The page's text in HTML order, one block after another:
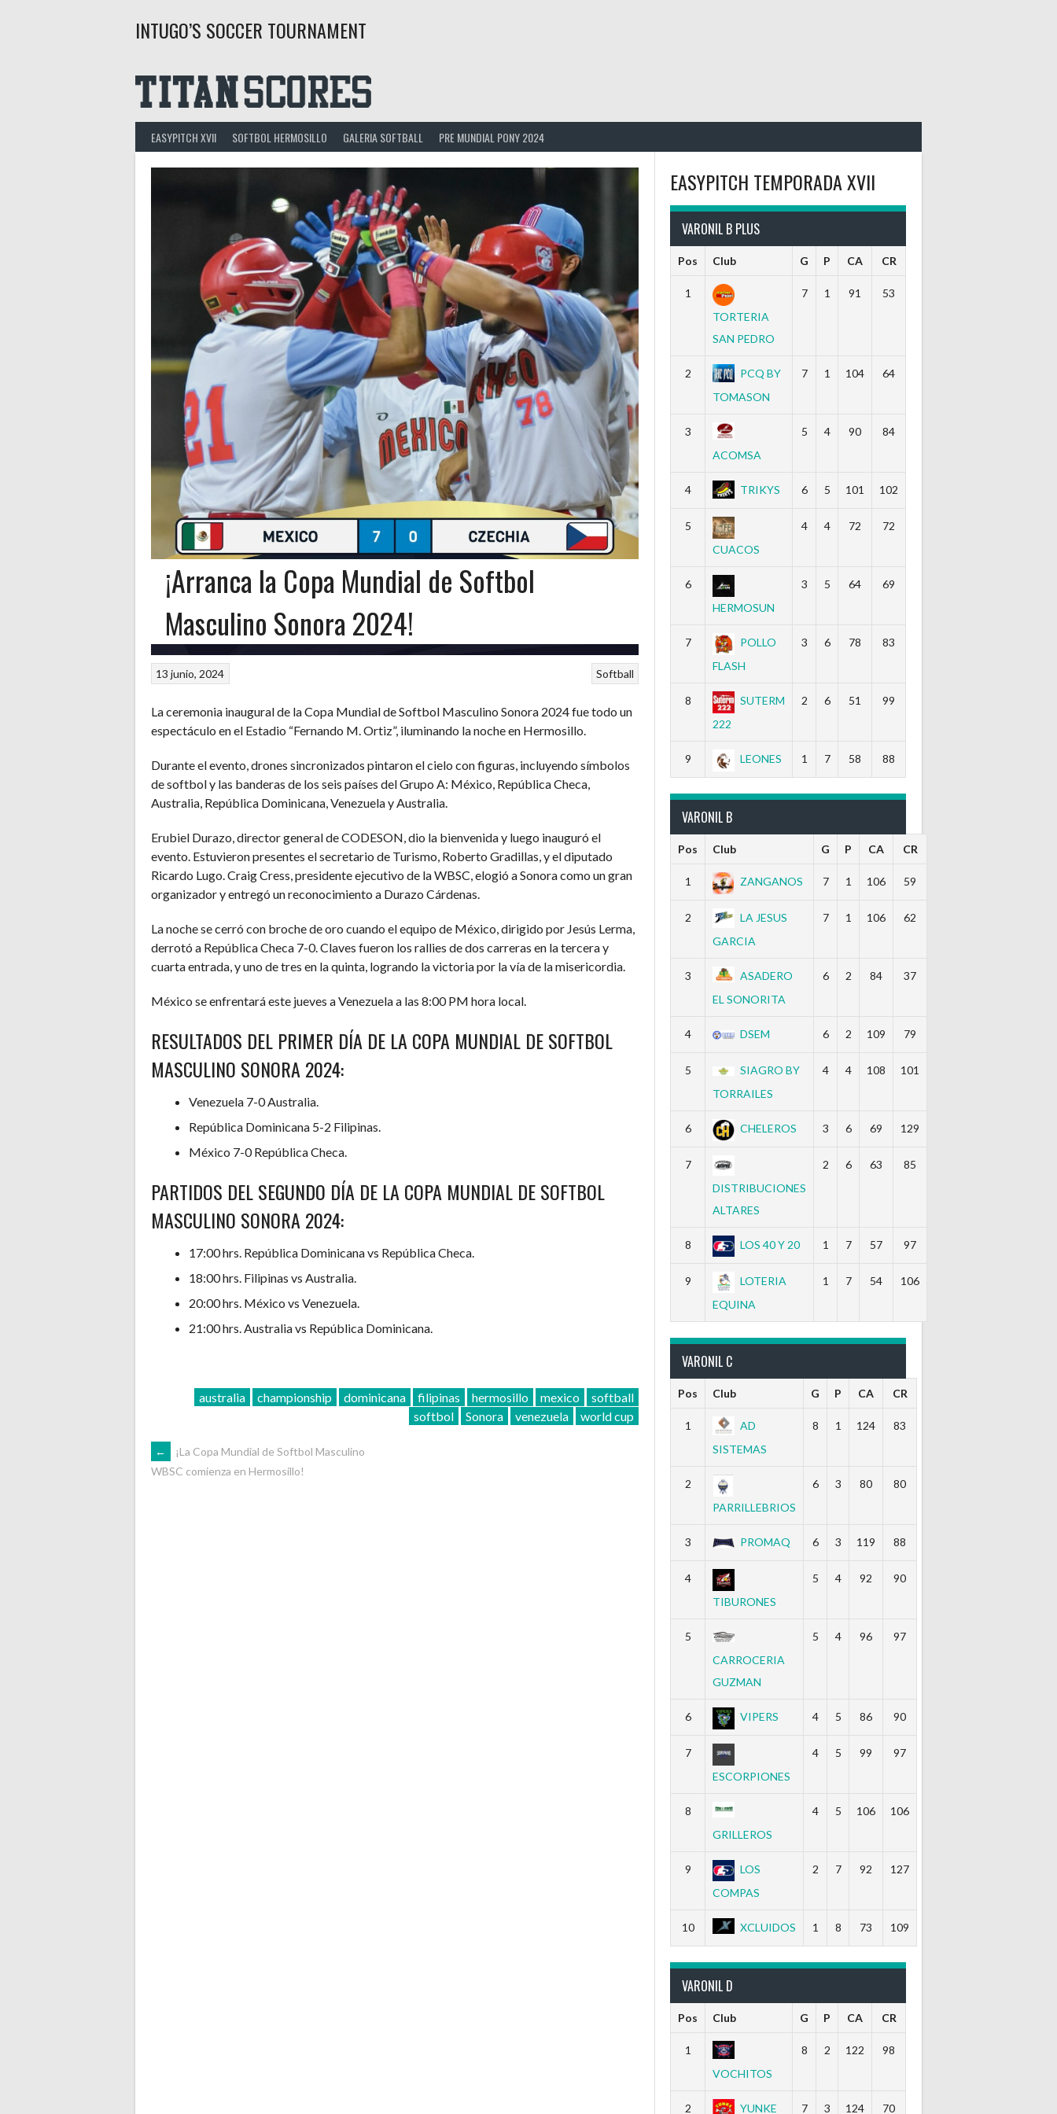
INTUGO’S SOCCER TOURNAMENT
EASYPITCH XVII SOFTBOL HERMOSILLO GALERIA SOFTBALL PRE MUNDIAL PONY 2024
¡Arranca la Copa Mundial de Softbol
Masculino Sonora 2024!
Softball
13 junio, 2024
La ceremonia inaugural de la Copa Mundial de Softbol Masculino Sonora 2024 fue todo un
espectáculo en el Estadio “Fernando M. Ortiz”, iluminando la noche en Hermosillo.
Durante el evento, drones sincronizados pintaron el cielo con figuras, incluyendo símbolos
de softbol y las banderas de los seis países del Grupo A: México, República Checa,
Australia, República Dominicana, Venezuela y Australia.
Erubiel Durazo, director general de CODESON, dio la bienvenida y luego inauguró el
evento. Estuvieron presentes el secretario de Turismo, Roberto Gradillas, y el diputado
Ricardo Lugo. Craig Cress, presidente ejecutivo de la WBSC, elogió a Sonora como un gran
organizador y entregó un reconocimiento a Durazo Cárdenas.
La noche se cerró con broche de oro cuando el equipo de México, dirigido por Jesús Lerma,
derrotó a República Checa 7-0. Claves fueron los rallies de dos carreras en la tercera y
cuarta entrada, y uno de tres en la quinta, logrando la victoria por la vía de la misericordia.
México se enfrentará este jueves a Venezuela a las 8:00 PM hora local.
RESULTADOS DEL PRIMER DÍA DE LA COPA MUNDIAL DE SOFTBOL
MASCULINO SONORA 2024:
Venezuela 7-0 Australia.
República Dominicana 5-2 Filipinas.
México 7-0 República Checa.
PARTIDOS DEL SEGUNDO DÍA DE LA COPA MUNDIAL DE SOFTBOL
MASCULINO SONORA 2024:
17:00 hrs. República Dominicana vs República Checa.
18:00 hrs. Filipinas vs Australia.
20:00 hrs. México vs Venezuela.
21:00 hrs. Australia vs República Dominicana.
australia championship dominicana filipinas hermosillo mexico
softball
softbol
Sonora venezuela world cup
NAVEGACIÓN
←
¡La Copa Mundial de Softbol Masculino
WBSC comienza en Hermosillo!
EASYPITCH TEMPORADA XVII
VARONIL B PLUS
Pos Club G P CA CR
1
TORTERIA
SAN PEDRO
7 1 91 53
2
PCQ BY
TOMASON
7 1 104 64
3
ACOMSA
5 4 90 84
4 TRIKYS 6 5 101 102
5
CUACOS
4 4 72 72
6
HERMOSUN
3 5 64 69
7
POLLO
FLASH
3 6 78 83
8
SUTERM
222
2 6 51 99
9 LEONES 1 7 58 88
VARONIL B
Pos Club G P CA CR
1 ZANGANOS 7 1 106 59
2
LA JESUS
GARCIA
7 1 106 62
3
ASADERO
EL SONORITA
6 2 84 37
4 DSEM 6 2 109 79
5
SIAGRO BY
TORRAILES
4 4 108 101
6 CHELEROS 3 6 69 129
7
DISTRIBUCIONES
ALTARES
2 6 63 85
8 LOS 40 Y 20 1 7 57 97
9
LOTERIA
EQUINA
1 7 54 106
VARONIL C
Pos Club G P CA CR
1
AD
SISTEMAS
8 1 124 83
2
PARRILLEBRIOS
6 3 80 80
3 PROMAQ 6 3 119 88
4
TIBURONES
5 4 92 90
5
CARROCERIA
GUZMAN
5 4 96 97
6 VIPERS 4 5 86 90
7
ESCORPIONES
4 5 99 97
8
GRILLEROS
4 5 106 106
9
LOS
COMPAS
2 7 92 127
10 XCLUIDOS 1 8 73 109
VARONIL D
Pos Club G P CA CR
1
VOCHITOS
8 2 122 98
2
YUNKE
7 3 124 70